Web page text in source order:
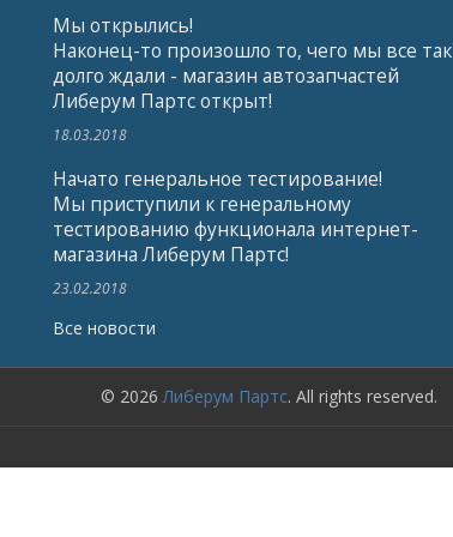
Мы открылись!
Наконец-то произошло то, чего мы все так
долго ждали - магазин автозапчастей
Либерум Партс открыт!
18.03.2018
Начато генеральное тестирование!
Мы приступили к генеральному
тестированию функционала интернет-
магазина Либерум Партс!
23.02.2018
Все новости
© 2026Либерум Партс. All rights reserved.